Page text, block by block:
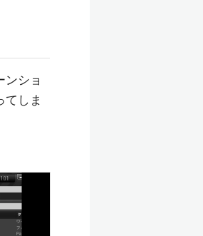
ンショ
てしま